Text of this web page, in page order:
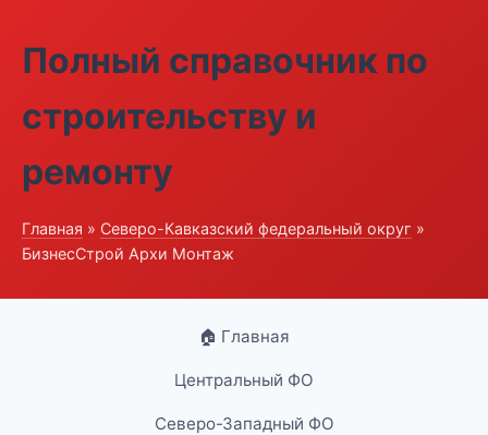
Полный справочник по
строительству и
ремонту
Главная » Северо-Кавказский федеральный округ »
БизнесСтрой Архи Монтаж
🏠 Главная
Центральный ФО
Северо-Западный ФО